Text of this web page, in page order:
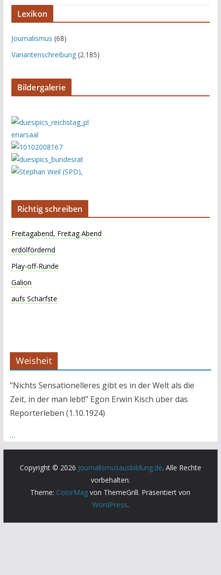
Lexikon
Journalismus (68)
Variantenschreibung(2.185)
Bildergalerie
Richtig schreiben
Freitagabend, Freitag Abend
erdölfördernd
Play-off-Runde
Galion
aufs Schärfste
Weisheit
"Nichts Sensationelleres gibt es in der Welt als die
Zeit, in der man lebt!" Egon Erwin Kisch über das
Reporterleben (1.10.1924)
…
Copyright © 2026 Journalismusausbildung.de. Alle Rechte
vorbehalten.
Theme: ColorMag von ThemeGrill. Präsentiert von
WordPress.